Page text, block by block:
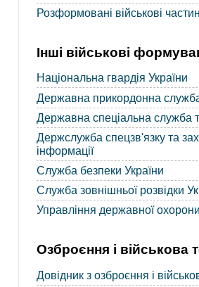
Розформовані військові
Інші військові
Національна гвардія України
Державна прикордонна
Державна спеціальна служба
Держслужба спецзв'язку та
інформації
Служба безпеки України
Служба зовнішньої розвідки
Управління державної
Озброєння і військова
Довідник з озброєння і